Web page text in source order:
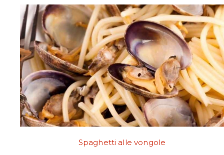
Spaghetti alle vongole